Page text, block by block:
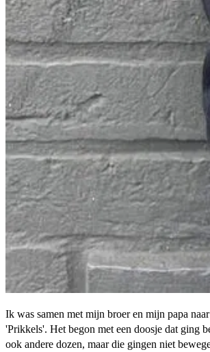
Ik was samen met mijn broer en mijn papa
'Prikkels'. Het begon met een doosje dat ging
ook andere dozen, maar die gingen niet